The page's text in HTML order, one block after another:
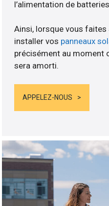
l’alimentation de
Ainsi, lorsque vous
installer vos panneaux
précisément au moment
sera amorti.
APPELEZ-NOUS